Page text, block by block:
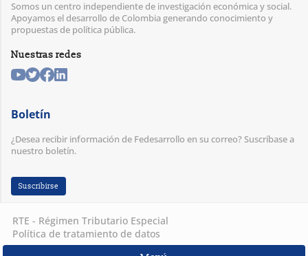
Somos un centro independiente de investigación económica y social.
Apoyamos el desarrollo de Colombia generando conocimiento y
propuestas de política pública.
Nuestras redes
Boletín
¿Desea recibir información de Fedesarrollo en su correo? Suscríbase a
nuestro boletín.
Suscribirse
RTE - Régimen Tributario Especial
Política de tratamiento de datos